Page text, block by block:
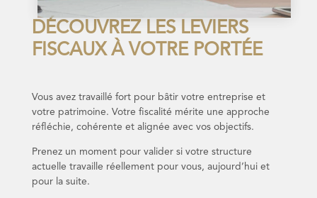
DÉCOUVREZ LES LEVIERS
FISCAUX À VOTRE PORTÉE
Vous avez travaillé fort pour bâtir votre entreprise et
votre patrimoine. Votre fiscalité mérite une approche
réfléchie, cohérente et alignée avec vos objectifs.
Prenez un moment pour valider si votre structure
actuelle travaille réellement pour vous, aujourd’hui et
pour la suite.